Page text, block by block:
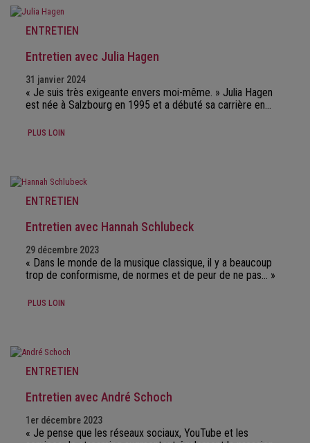
ENTRETIEN
Entretien avec Julia Hagen
31 janvier 2024
« Je suis très exigeante envers moi-même. » Julia Hagen
est née à Salzbourg en 1995 et a débuté sa carrière en…
PLUS LOIN
ENTRETIEN
Entretien avec Hannah Schlubeck
29 décembre 2023
« Dans le monde de la musique classique, il y a beaucoup
trop de conformisme, de normes et de peur de ne pas… »
PLUS LOIN
ENTRETIEN
Entretien avec André Schoch
1er décembre 2023
« Je pense que les réseaux sociaux, YouTube et les